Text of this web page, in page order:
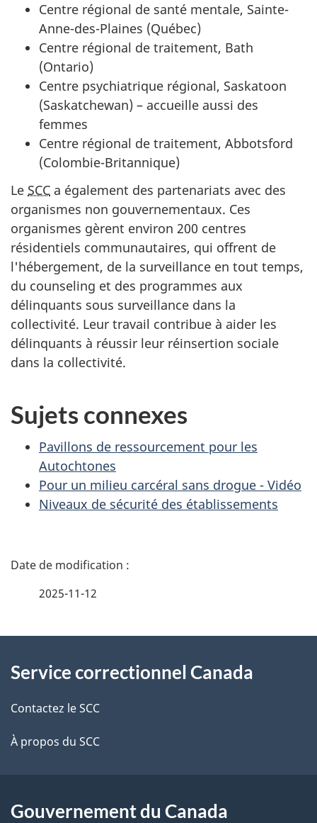
Centre régional de santé mentale, Sainte-
Anne-des-Plaines (Québec)
Centre régional de traitement, Bath
(Ontario)
Centre psychiatrique régional, Saskatoon
(Saskatchewan) – accueille aussi des
femmes
Centre régional de traitement, Abbotsford
(Colombie-Britannique)
Le SCC a également des partenariats avec des
organismes non gouvernementaux. Ces
organismes gèrent environ 200 centres
résidentiels communautaires, qui offrent de
l'hébergement, de la surveillance en tout temps,
du counseling et des programmes aux
délinquants sous surveillance dans la
collectivité. Leur travail contribue à aider les
délinquants à réussir leur réinsertion sociale
dans la collectivité.
Sujets connexes
Pavillons de ressourcement pour les
Autochtones
Pour un milieu carcéral sans drogue - Vidéo
Niveaux de sécurité des établissements
D
i
l
s
e
2025-11-12
propos
de
ce
Service correctionnel Canada
Contactez le SCC
À propos du SCC
Gouvernement du Canada